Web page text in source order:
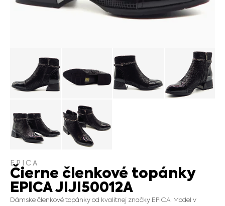
EPICA
Čierne členkové topánky
EPICA JIJI50012A
Dámske členkové topánky od kvalitnej značky EPICA. Model v